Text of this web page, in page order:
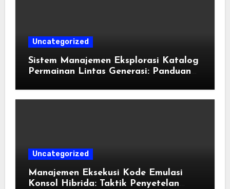
Uncategorized
Sistem Manajemen Eksplorasi Katalog
Permainan Lintas Generasi: Panduan
Emulasi
Uncategorized
Manajemen Eksekusi Kode Emulasi
Konsol Hibrida: Taktik Penyetelan